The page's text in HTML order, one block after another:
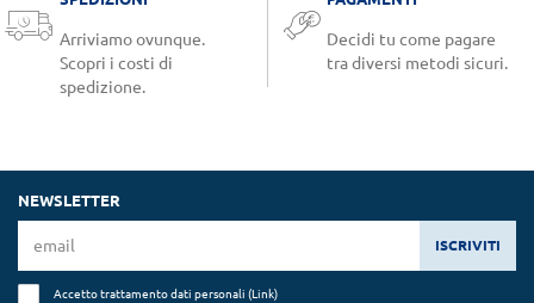
Arriviamo ovunque.
Scopri i costi di
spedizione.
Decidi tu come pagare
tra diversi metodi sicuri.
NEWSLETTER
ISCRIVITI
Accetto trattamento dati personali (Link)